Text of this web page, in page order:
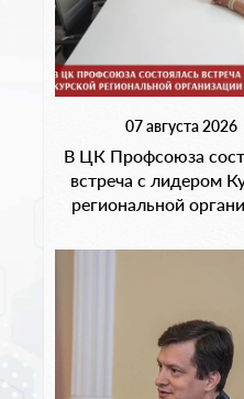
07 августа 2026
В ЦК Профсоюза
встреча с лидером
региональной